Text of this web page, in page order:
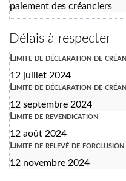
paiement des créanciers
Délais à respecter
Limite de déclaration de
12 juillet 2024
Limite de déclaration de
12 septembre 2024
Limite de revendication
12 août 2024
Limite de relevé de
12 novembre 2024